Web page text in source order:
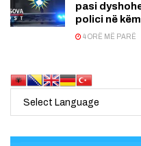
pasi
polici në
4 ORË MË PARË